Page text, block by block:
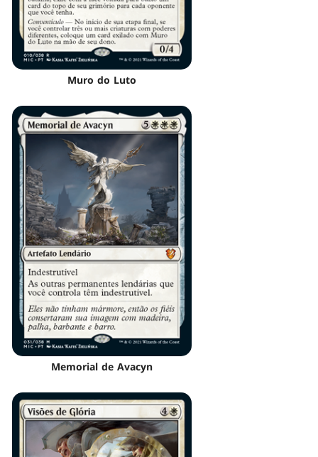
Muro do Luto
Memorial de Avacyn